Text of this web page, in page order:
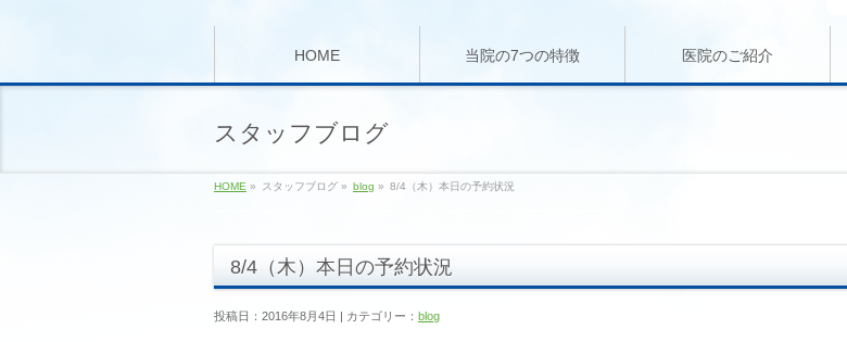
HOME 当院の7つの特徴 医院のご紹介
スタッフブログ
HOME » スタッフブログ » blog » 8/4（木）本日の予約状況
8/4（木）本日の予約状況
投稿日：2016年8月4日 | カテゴリー： blog